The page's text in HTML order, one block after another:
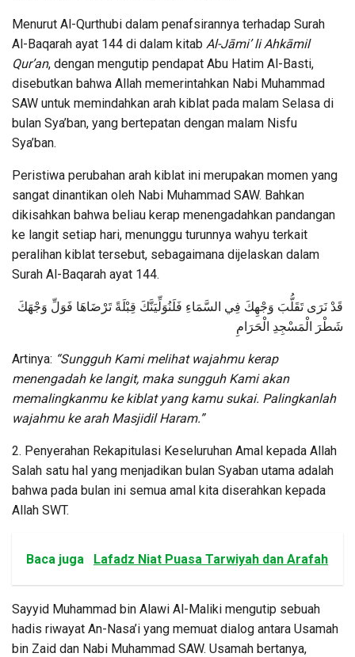
Menurut Al-Qurthubi dalam penafsirannya terhadap Surah
Al-Baqarah ayat 144 di dalam kitab Al-Jāmi’ li Ahkāmil
Qur’an, dengan mengutip pendapat Abu Hatim Al-Basti,
disebutkan bahwa Allah memerintahkan Nabi Muhammad
SAW untuk memindahkan arah kiblat pada malam Selasa di
bulan Sya’ban, yang bertepatan dengan malam Nisfu
Sya’ban.
Peristiwa perubahan arah kiblat ini merupakan momen yang
sangat dinantikan oleh Nabi Muhammad SAW. Bahkan
dikisahkan bahwa beliau kerap menengadahkan pandangan
ke langit setiap hari, menunggu turunnya wahyu terkait
peralihan kiblat tersebut, sebagaimana dijelaskan dalam
Surah Al-Baqarah ayat 144.
قَدْ نَرَى تَقَلُّبَ وَجْهِكَ فِي السَّمَاءِ فَلَنُوَلِّيَنَّكَ قِبْلَةً تَرْضَاهَا فَوَلِّ وَجْهَكَ
شَطْرَ الْمَسْجِدِ الْحَرَامِ
Artinya: “Sungguh Kami melihat wajahmu kerap
menengadah ke langit, maka sungguh Kami akan
memalingkanmu ke kiblat yang kamu sukai. Palingkanlah
wajahmu ke arah Masjidil Haram.”
2. Penyerahan Rekapitulasi Keseluruhan Amal kepada Allah
Salah satu hal yang menjadikan bulan Syaban utama adalah
bahwa pada bulan ini semua amal kita diserahkan kepada
Allah SWT.
Baca juga Lafadz Niat Puasa Tarwiyah dan Arafah
Sayyid Muhammad bin Alawi Al-Maliki mengutip sebuah
hadis riwayat An-Nasa’i yang memuat dialog antara Usamah
bin Zaid dan Nabi Muhammad SAW. Usamah bertanya,